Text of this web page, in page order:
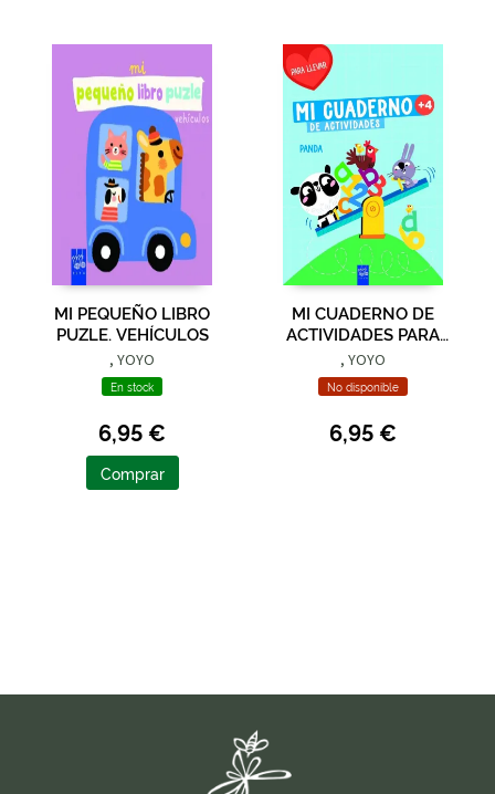
MI PEQUEÑO LIBRO
PUZLE. VEHÍCULOS
, YOYO
En stock
6,95 €
Comprar
MI CUADERNO DE
ACTIVIDADES PARA
LLEVAR. PANDA
, YOYO
No disponible
6,95 €